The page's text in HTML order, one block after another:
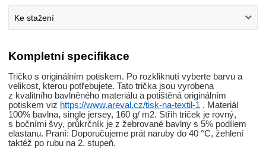
Ke stažení
Kompletní specifikace
Tričko s originálním potiskem. Po rozkliknutí vyberte barvu a
velikost, kterou potřebujete. Tato trička jsou vyrobena
z kvalitního bavlněného materiálu a potištěná originálním
potiskem viz https://www.areval.cz/tisk-na-textil-1 . Materiál
100% bavlna, single jersey, 160 g/ m2. Střih triček je rovný,
s bočními švy, průkrčník je z žebrované bavlny s 5% podílem
elastanu. Praní: Doporučujeme prát naruby do 40 °C, žehlení
taktéž po rubu na 2. stupeň.